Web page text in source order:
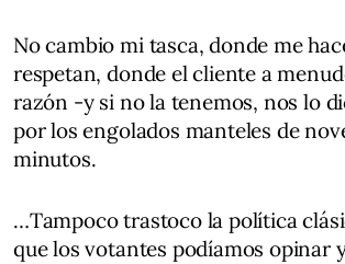
No cambio mi tasca, donde me
respetan, donde el cliente a
razón -y si no la tenemos, nos lo
por los engolados manteles de
minutos.
…Tampoco trastoco la política
que los votantes podíamos opinar